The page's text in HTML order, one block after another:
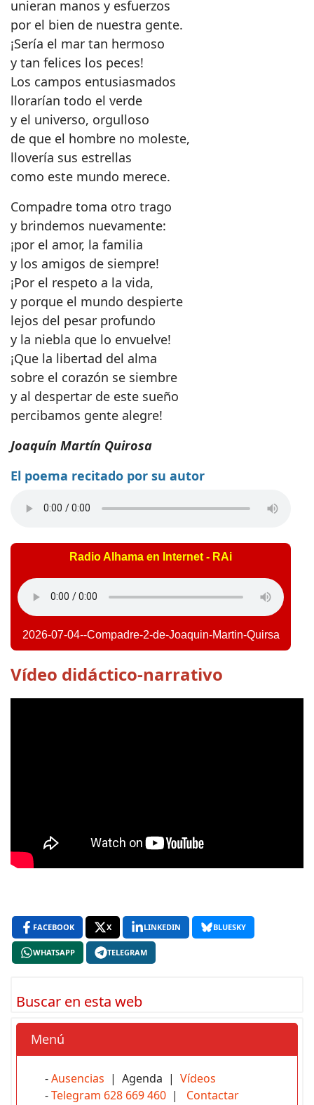
unieran manos y esfuerzos
por el bien de nuestra gente.
¡Sería el mar tan hermoso
y tan felices los peces!
Los campos entusiasmados
llorarían todo el verde
y el universo, orgulloso
de que el hombre no moleste,
llovería sus estrellas
como este mundo merece.
Compadre toma otro trago
y brindemos nuevamente:
¡por el amor, la familia
y los amigos de siempre!
¡Por el respeto a la vida,
y porque el mundo despierte
lejos del pesar profundo
y la niebla que lo envuelve!
¡Que la libertad del alma
sobre el corazón se siembre
y al despertar de este sueño
percibamos gente alegre!
Joaquín Martín Quirosa
El poema recitado por su autor
Radio Alhama en Internet - RAi
2026-07-04--Compadre-2-de-Joaquin-Martin-Quirsa
Vídeo didáctico-narrativo
FACEBOOK X LINKEDIN BLUESKY
WHATSAPP TELEGRAM
Buscar en esta web
Menú
-Ausencias | Agenda | Vídeos
-Telegram 628 669 460 | Contactar